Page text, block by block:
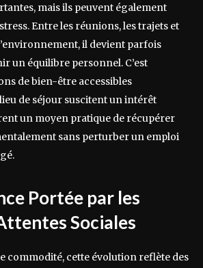
mais ils peuvent également
Entre les réunions, les trajets et
il devient parfois
un équilibre personnel. C’est
de bien-être accessibles
de séjour suscitent un intérêt
un moyen pratique de récupérer
sans perturber un emploi
Portée par les
Sociales
commodité, cette évolution reflète des